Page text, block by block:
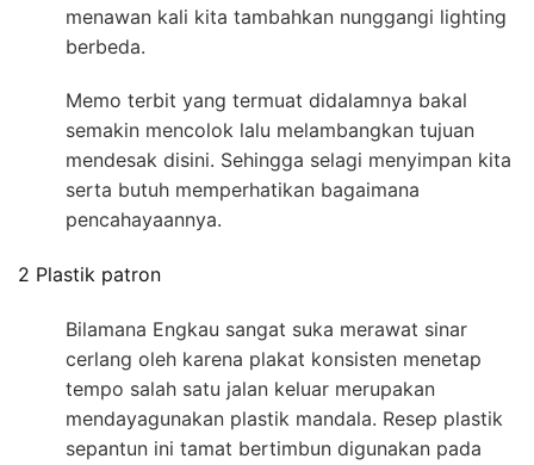
menawan kali kita tambahkan nunggangi lighting
berbeda.
Memo terbit yang termuat didalamnya bakal
semakin mencolok lalu melambangkan tujuan
mendesak disini. Sehingga selagi menyimpan kita
serta butuh memperhatikan bagaimana
pencahayaannya.
2 Plastik patron
Bilamana Engkau sangat suka merawat sinar
cerlang oleh karena plakat konsisten menetap
tempo salah satu jalan keluar merupakan
mendayagunakan plastik mandala. Resep plastik
sepantun ini tamat bertimbun digunakan pada